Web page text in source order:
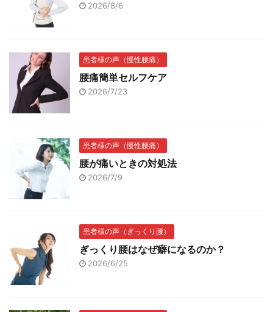
2026/8/6
患者様の声（慢性腰痛）
腰痛簡単セルフケア
2026/7/23
患者様の声（慢性腰痛）
腰が痛いときの対処法
2026/7/9
患者様の声（ぎっくり腰）
ぎっくり腰はなぜ癖になるのか？
2026/6/25